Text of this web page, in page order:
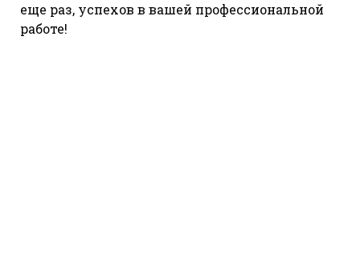
еще раз, успехов в вашей профессиональной
работе!